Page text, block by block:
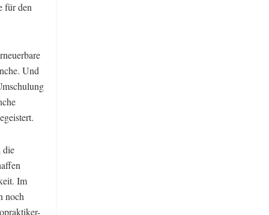
für den
Und
die
Im
noch